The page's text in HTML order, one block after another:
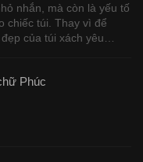
nhắn, mà còn là yếu tố
chiếc túi. Thay vì để
của túi xách yêu…
Phúc